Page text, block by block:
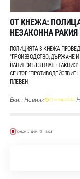
ОТ КНЕЖА:
НЕЗАКОННА
ПОЛИЦИЯТА В КНЕЖА
"ПРОИЗВОДСТВО, ДЪРЖАНЕ И
НАПИТКИ БЕЗ ПЛАТЕН
СЕКТОР "ПРОТИВОДЕЙСТВИЕ
ПЛЕВЕН
Екип Новини 21 януари 2025
преди 5 дни 12 часа